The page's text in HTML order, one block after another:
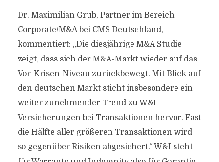
Dr. Maximilian Grub, Partner im Bereich
Corporate/M&A bei CMS Deutschland,
kommentiert: „Die diesjährige M&A Studie
zeigt, dass sich der M&A-Markt wieder auf das
Vor-Krisen-Niveau zurückbewegt. Mit Blick auf
den deutschen Markt sticht insbesondere ein
weiter zunehmender Trend zu W&I-
Versicherungen bei Transaktionen hervor. Fast
die Hälfte aller größeren Transaktionen wird
so gegenüber Risiken abgesichert.“ W&I steht